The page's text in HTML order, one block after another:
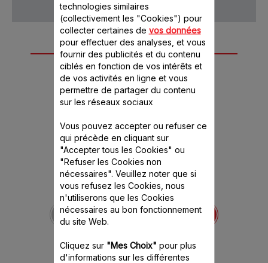
Autre(s) accessoire(s)
recommandé(s)
Bol hachoir MS-
652092
Transparent et gradué
Stock disponible.
technologies similaires
(collectivement les "Cookies") pour
collecter certaines de vos données
pour effectuer des analyses, et vous
fournir des publicités et du contenu
ciblés en fonction de vos intérêts et
de vos activités en ligne et vous
permettre de partager du contenu
sur les réseaux sociaux
Vous pouvez accepter ou refuser ce
qui précède en cliquant sur
"Accepter tous les Cookies" ou
"Refuser les Cookies non
nécessaires". Veuillez noter que si
vous refusez les Cookies, nous
n'utiliserons que les Cookies
nécessaires au bon fonctionnement
du site Web.
Cliquez sur "Mes Choix" pour plus
d'informations sur les différentes